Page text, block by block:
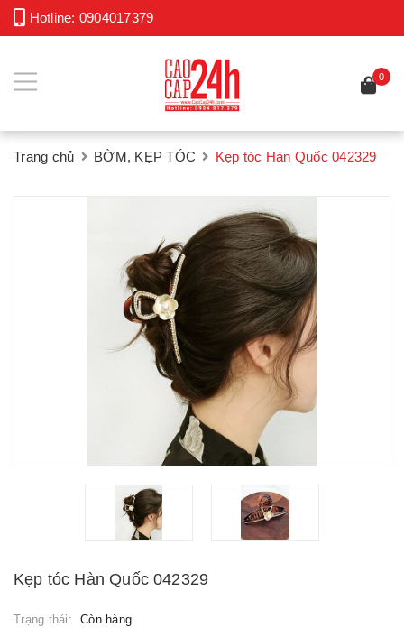
Hotline: 0904017379
0
Trang chủ BỜM, KẸP TÓC Kẹp tóc Hàn Quốc 042329
Kẹp tóc Hàn Quốc 042329
Trạng thái: Còn hàng